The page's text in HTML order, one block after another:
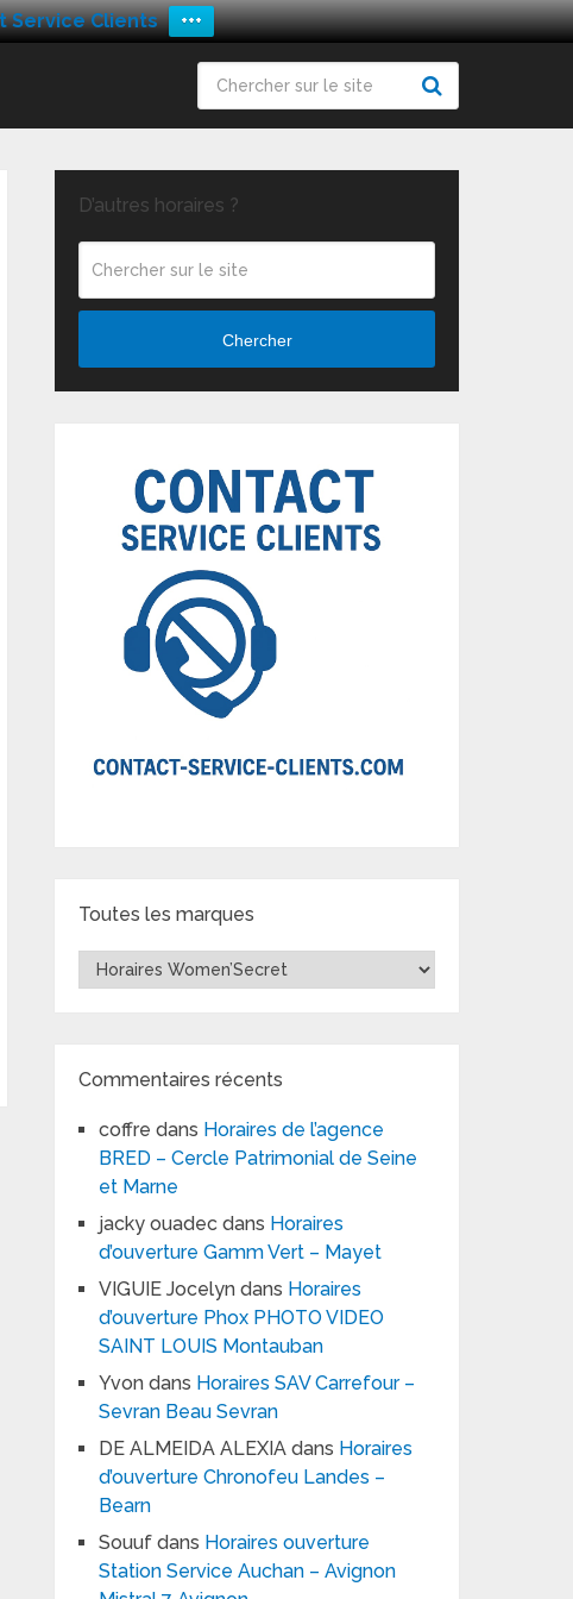
Service Clients +++
D’autres horaires ?
Chercher
Toutes les marques
Toutes
les
Commentaires récents
coffre dans Horaires de l’agence
BRED – Cercle Patrimonial de Seine
et Marne
jacky ouadec dans Horaires
d’ouverture Gamm Vert – Mayet
VIGUIE Jocelyn dans Horaires
d’ouverture Phox PHOTO VIDEO
SAINT LOUIS Montauban
Yvon dans Horaires SAV Carrefour –
Sevran Beau Sevran
DE ALMEIDA ALEXIA dans Horaires
d’ouverture Chronofeu Landes –
Bearn
Souuf dans Horaires ouverture
Station Service Auchan – Avignon